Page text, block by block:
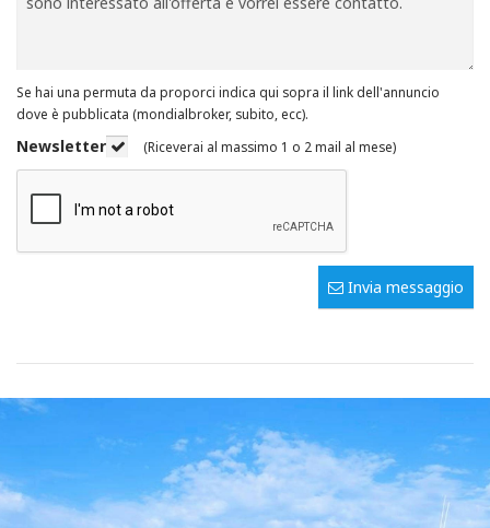
Se hai una permuta da proporci indica qui sopra il link dell'annuncio
dove è pubblicata (mondialbroker, subito, ecc).
Newsletter (Riceverai al massimo 1 o 2 mail al mese)
Invia messaggio